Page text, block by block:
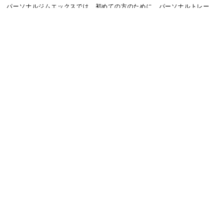
パーソナルジムエックスでは、初めての方のために、 パーソナルトレー